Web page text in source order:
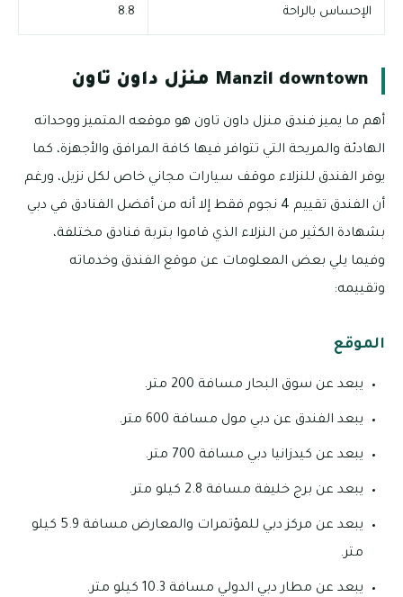
الإحساس بالراحة 8.8
Manzil downtown منزل داون تاون
أهم ما يميز فندق منزل داون تاون هو موقعه المتميز ووحداته
الهادئة والمريحة التي تتوافر فيها كافة المرافق والأجهزة، كما
يوفر الفندق للنزلاء موقف سيارات مجاني خاص لكل نزيل، ورغم
أن الفندق تقييم 4 نجوم فقط إلا أنه من أفضل الفنادق في دبي
بشهادة الكثير من النزلاء الذي قاموا بتربة فنادق مختلفة،
وفيما يلي بعض المعلومات عن موقع الفندق وخدماته
وتقييمه:
الموقع
يبعد عن سوق البحار مسافة 200 متر.
يبعد الفندق عن دبي مول مسافة 600 متر.
يبعد عن كيدزانيا دبي مسافة 700 متر.
يبعد عن برج خليفة مسافة 2.8 كيلو متر.
يبعد عن مركز دبي للمؤتمرات والمعارض مسافة 5.9 كيلو
متر.
يبعد عن مطار دبي الدولي مسافة 10.3 كيلو متر.